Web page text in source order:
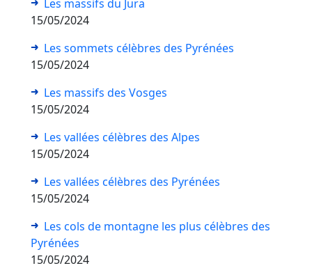
Les massifs du Jura
15/05/2024
Les sommets célèbres des Pyrénées
15/05/2024
Les massifs des Vosges
15/05/2024
Les vallées célèbres des Alpes
15/05/2024
Les vallées célèbres des Pyrénées
15/05/2024
Les cols de montagne les plus célèbres des
Pyrénées
15/05/2024